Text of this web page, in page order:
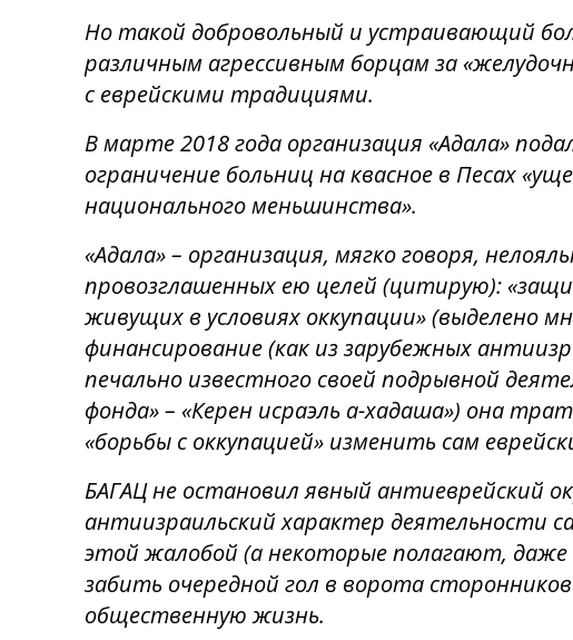
Но такой добровольный и устраивающий
различным агрессивным борцам за
с еврейскими традициями.
В марте 2018 года организация «Адала»
ограничение больниц на квасное в Песах
национального меньшинства».
«Адала» – организация, мягко говоря,
провозглашенных ею целей (цитирую):
живущих в условиях оккупации» (выделено
финансирование (как из зарубежных
печально известного своей подрывной
фонда» – «Керен исраэль а-хадаша») она
«борьбы с оккупацией» изменить сам
БАГАЦ не остановил явный антиеврейский
антиизраильский характер деятельности
этой жалобой (a некоторые полагают, даже
забить очередной гол в ворота
общественную жизнь.